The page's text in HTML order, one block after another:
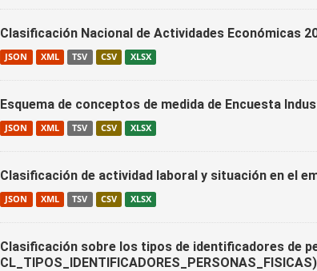
Clasificación Nacional de Actividades Económicas
JSON XML TSV CSV XLSX
Esquema de conceptos de medida de Encuesta
JSON XML TSV CSV XLSX
Clasificación de actividad laboral y situación en el
JSON XML TSV CSV XLSX
Clasificación sobre los tipos de identificadores de
CL_TIPOS_IDENTIFICADORES_PERSONAS_FISICAS)